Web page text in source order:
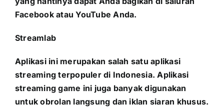
Facebook atau YouTube Anda.
Streamlab
Aplikasi ini merupakan salah satu aplikasi
streaming terpopuler di Indonesia. Aplikasi
streaming game ini juga banyak digunakan
untuk obrolan langsung dan iklan siaran khusus.